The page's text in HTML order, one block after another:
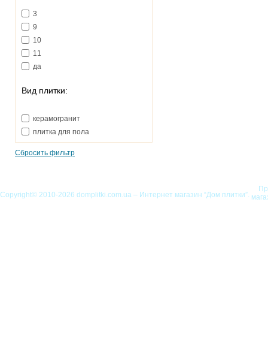
3
9
10
11
да
Вид плитки:
керамогранит
плитка для пола
Сбросить фильтр
Copyright© 2010-2026 domplitki.com.ua – Интернет магазин “Дом плитки”.